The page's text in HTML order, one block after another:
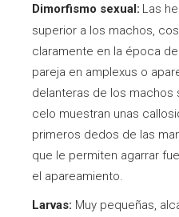
Dimorfismo sexual: Las
superior a los machos,
claramente en la época
pareja en amplexus o
delanteras de los machos
celo muestran unas
primeros dedos de las
que le permiten agarrar
el apareamiento.
Larvas: Muy pequeñas,